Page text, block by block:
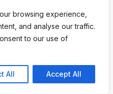
browsing experience,
and analyse our traffic.
to our use of
All Accept All
Pecis